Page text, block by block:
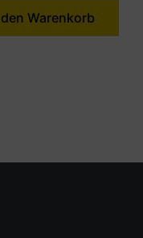
Warenkorb